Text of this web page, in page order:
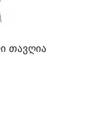
თავღია